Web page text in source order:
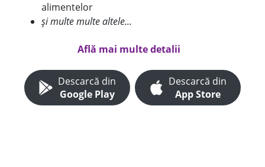
alimentelor
și multe multe altele...
Află mai multe detalii
Descarcă din
Google Play
Descarcă din
App Store